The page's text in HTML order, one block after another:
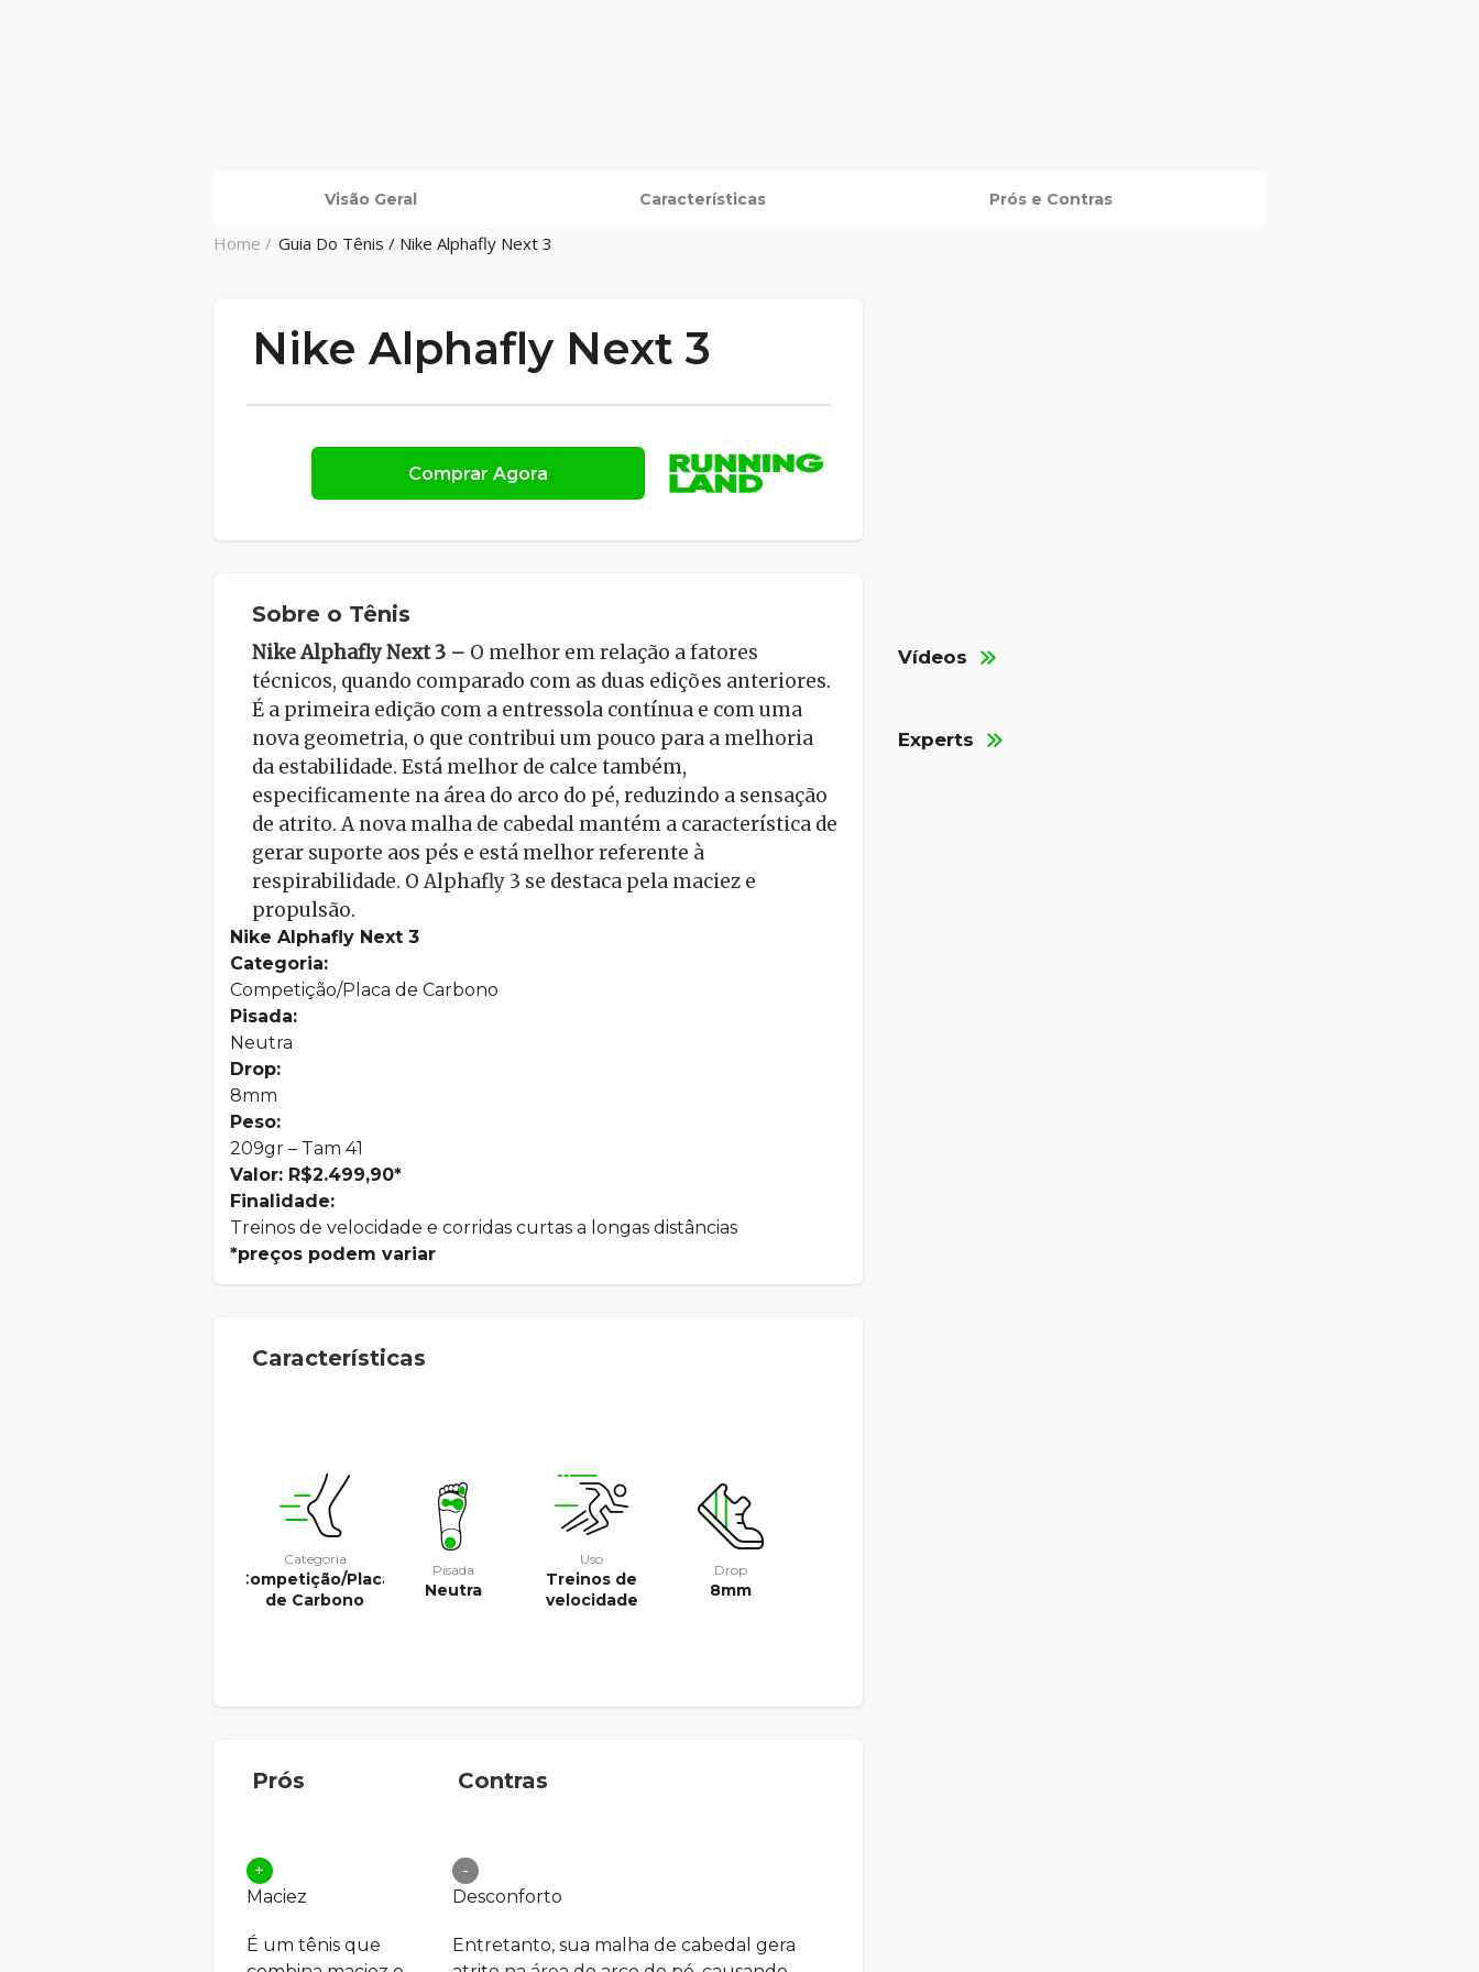
Visão Geral Características Prós e Contras
Home / Guia Do Tênis / Nike Alphafly Next 3
Nike Alphafly Next 3
Comprar Agora
Sobre o Tênis
Nike Alphafly Next 3 – O melhor em relação a fatores
técnicos, quando comparado com as duas edições anteriores.
É a primeira edição com a entressola contínua e com uma
nova geometria, o que contribui um pouco para a melhoria
da estabilidade. Está melhor de calce também,
especificamente na área do arco do pé, reduzindo a sensação
de atrito. A nova malha de cabedal mantém a característica de
gerar suporte aos pés e está melhor referente à
respirabilidade. O Alphafly 3 se destaca pela maciez e
propulsão.
Nike Alphafly Next 3
Categoria:
Competição/Placa de Carbono
Pisada:
Neutra
Drop:
8mm
Peso:
209gr – Tam 41
Valor: R$2.499,90*
Finalidade:
Treinos de velocidade e corridas curtas a longas distâncias
*preços podem variar
Características
Categoria
Competição/Placa
de Carbono
Pisada
Neutra
Uso
Treinos de
velocidade
Drop
8mm
Prós
+
Maciez
É um tênis que
Contras
-
Desconforto
Entretanto, sua malha de cabedal gera
Vídeos
Experts